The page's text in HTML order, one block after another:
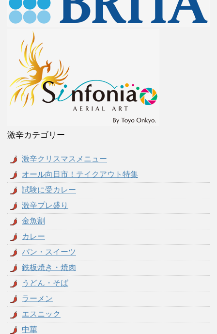
激辛カテゴリー
激辛クリスマスメニュー
オール向日市！テイクアウト特集
試験に受カレー
激辛プレ盛り
金魚割
カレー
パン・スイーツ
鉄板焼き・焼肉
うどん・そば
ラーメン
エスニック
中華